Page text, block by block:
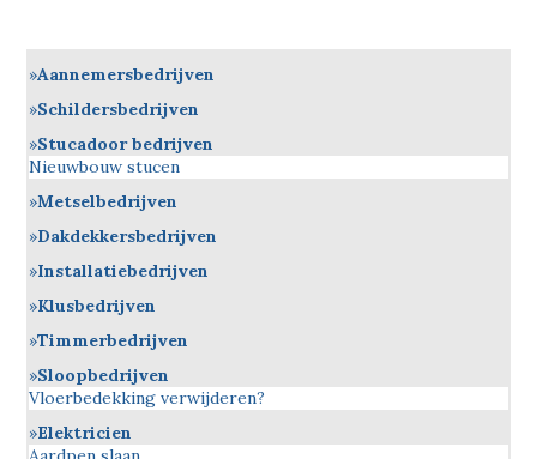
Aannemersbedrijven
Schildersbedrijven
Stucadoor bedrijven
Nieuwbouw stucen
Metselbedrijven
Dakdekkersbedrijven
Installatiebedrijven
Klusbedrijven
Timmerbedrijven
Sloopbedrijven
Vloerbedekking verwijderen?
Elektricien